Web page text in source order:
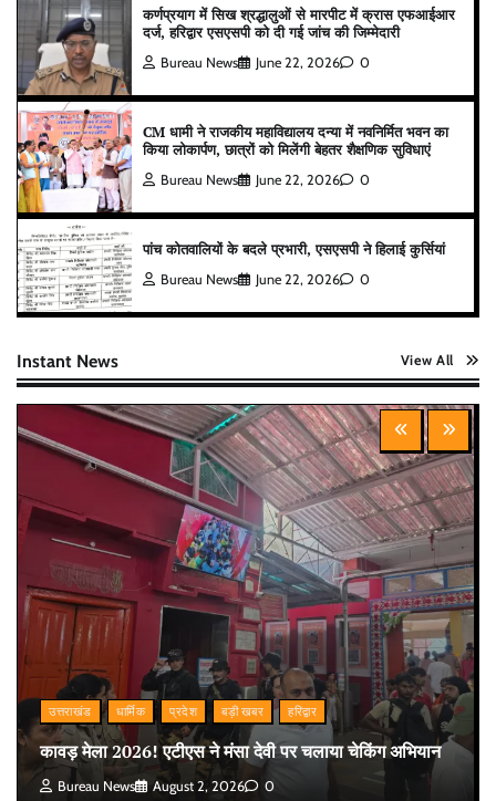
कर्णप्रयाग में सिख श्रद्धालुओं से मारपीट में क्रास एफआईआर
दर्ज, हरिद्वार एसएसपी को दी गई जांच की जिम्मेदारी
Bureau News June 22, 2026 0
CM धामी ने राजकीय महाविद्यालय दन्या में नवनिर्मित भवन का
किया लोकार्पण, छात्रों को मिलेंगी बेहतर शैक्षणिक सुविधाएं
Bureau News June 22, 2026 0
पांच कोतवालियों के बदले प्रभारी, एसएसपी ने हिलाई कुर्सियां
Bureau News June 22, 2026 0
Instant News View All
उत्तराखंड धार्मिक प्रदेश बड़ी खबर हरिद्वार
कावड़ मेला 2026! एटीएस ने मंसा देवी पर चलाया चेकिंग अभियान
Bureau News August 2, 2026 0